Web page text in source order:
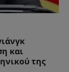
και
της